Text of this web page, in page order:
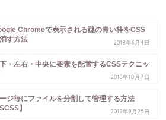
Chromeで表示される謎の青い枠をCSS
す方法
2018年6月4日
・左右・中央に要素を配置するCSSテクニッ
2018年10月7日
ジ毎にファイルを分割して管理する方法
SCSS】
2019年9月25日